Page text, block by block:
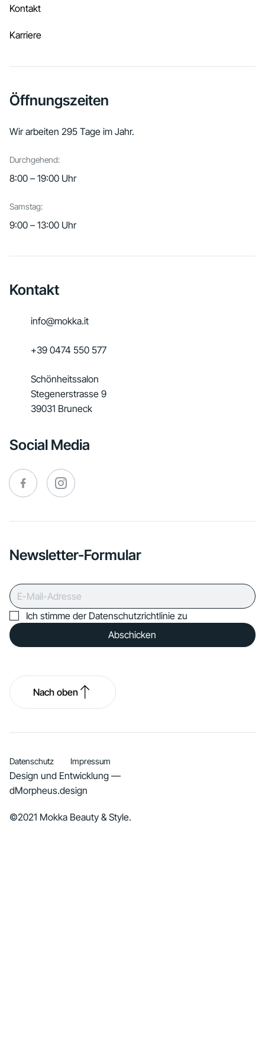
Kontakt
Karriere
Öffnungszeiten
Wir arbeiten 295 Tage im Jahr.
Durchgehend:
8:00 – 19:00 Uhr
Samstag:
9:00 – 13:00 Uhr
Kontakt
info@mokka.it
+39 0474 550 577
Schönheitssalon
Stegenerstrasse 9
39031 Bruneck
Social Media
Newsletter-Formular
Ich stimme der Datenschutzrichtlinie zu
Abschicken
Nach oben
©2021 Mokka Beauty & Style.
Datenschutz Impressum
Design und Entwicklung —
dMorpheus.design